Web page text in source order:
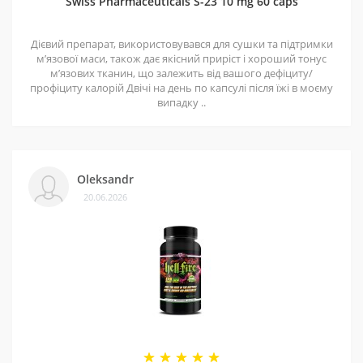
Дієвий препарат, використовувався для сушки та підтримки
мʼязової маси, також дає якісний приріст і хороший тонус
мʼязових тканин, що залежить від вашого дефіциту/
профіциту калорій Двічі на день по капсулі після їжі в моєму
випадку ..
Oleksandr
20.06.2026